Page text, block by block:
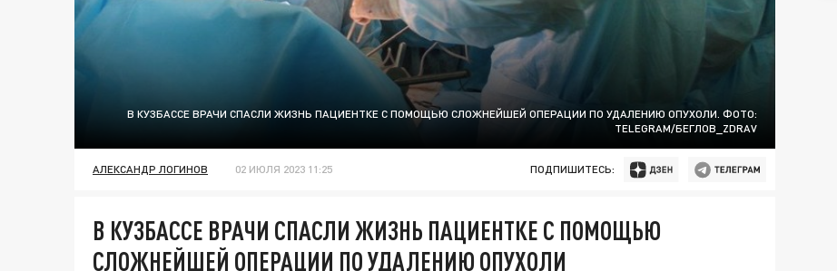
В КУЗБАССЕ ВРАЧИ СПАСЛИ ЖИЗНЬ ПАЦИЕНТКЕ С ПОМОЩЬЮ СЛОЖНЕЙШЕЙ ОПЕРАЦИИ ПО УДАЛЕНИЮ ОПУХОЛИ. ФОТО:
TELEGRAM/БЕГЛОВ_ZDRAV
АЛЕКСАНДР ЛОГИНОВ 02 ИЮЛЯ 2023 11:25 ПОДПИШИТЕСЬ:
В КУЗБАССЕ ВРАЧИ СПАСЛИ ЖИЗНЬ ПАЦИЕНТКЕ С ПОМОЩЬЮ
СЛОЖНЕЙШЕЙ ОПЕРАЦИИ ПО УДАЛЕНИЮ ОПУХОЛИ